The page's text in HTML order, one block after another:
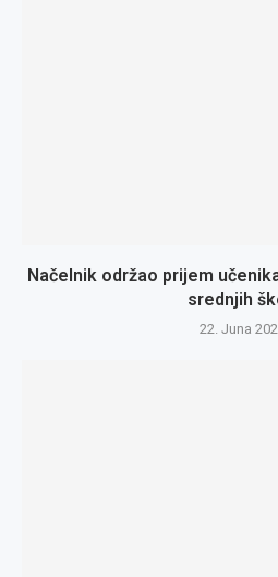
Načelnik održao prijem
srednjih
22. Juna